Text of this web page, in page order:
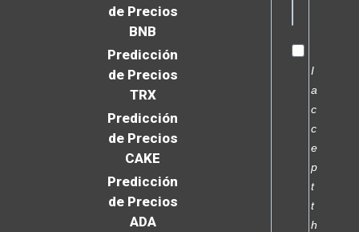
de Precios
BNB
Predicción
de Precios
TRX
Predicción
de Precios
CAKE
Predicción
de Precios
ADA
I
a
c
c
e
p
t
t
h